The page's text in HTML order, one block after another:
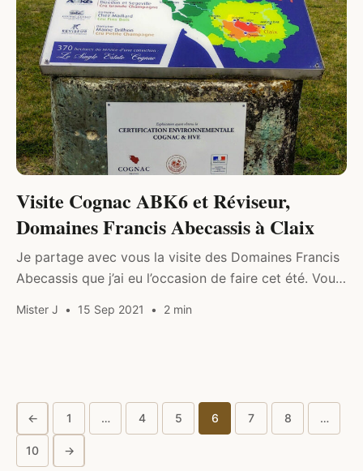
Visite Cognac ABK6 et Réviseur,
Domaines Francis Abecassis à Claix
Je partage avec vous la visite des Domaines Francis
Abecassis que j’ai eu l’occasion de faire cet été. Vous
Mister J 15 Sep 2021 2 min
← 1 … 4 5 6 7 8 …
10 →